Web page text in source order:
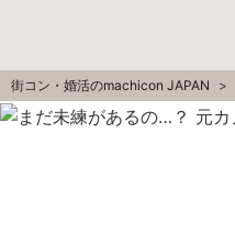
街コン・婚活のmachicon JAPAN